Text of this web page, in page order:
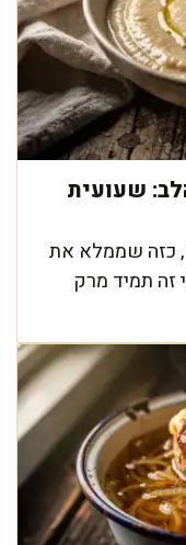
שעועית
כזה שממלא את
תמיד מרק